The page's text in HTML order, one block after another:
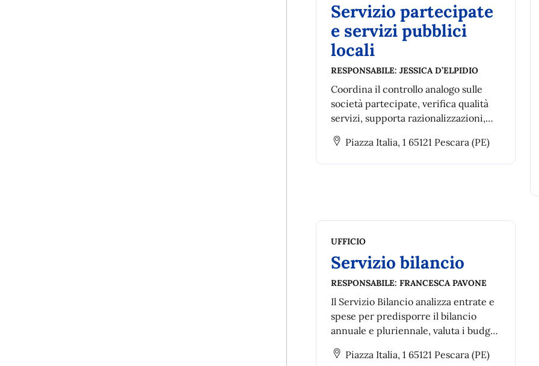
Servizio partecipate
e servizi pubblici
locali
RESPONSABILE: JESSICA D’ELPIDIO
Coordina il controllo analogo sulle
società partecipate, verifica qualità
servizi, supporta razionalizzazioni,
gestisce rapporti e documentazione,
monitora obiettivi e cura le
pubblicazioni previste dal D.Lgs.
Piazza Italia, 1 65121 Pescara (PE)
UFFICIO
Servizio bilancio
RESPONSABILE: FRANCESCA PAVONE
Il Servizio Bilancio analizza entrate e
spese per predisporre il bilancio
annuale e pluriennale, valuta i budget
dei servizi, elabora lo schema del PEG
e lo sottopone alla Giunta, fornendo la
Piazza Italia, 1 65121 Pescara (PE)